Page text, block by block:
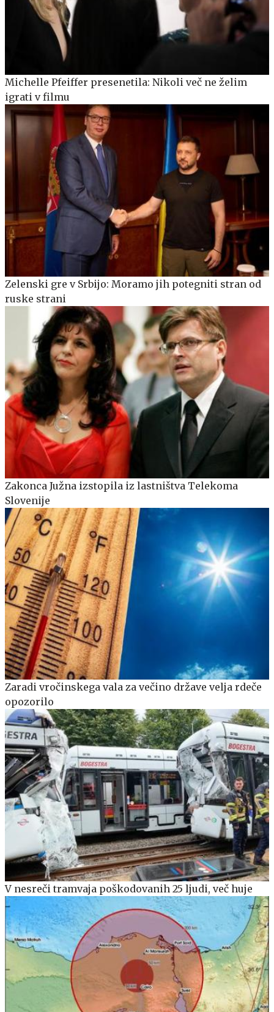
Michelle Pfeiffer presenetila: Nikoli več ne želim
igrati v filmu
Zelenski gre v Srbijo: Moramo jih potegniti stran od
ruske strani
Zakonca Južna izstopila iz lastništva Telekoma
Slovenije
Zaradi vročinskega vala za večino države velja rdeče
opozorilo
V nesreči tramvaja poškodovanih 25 ljudi, več huje